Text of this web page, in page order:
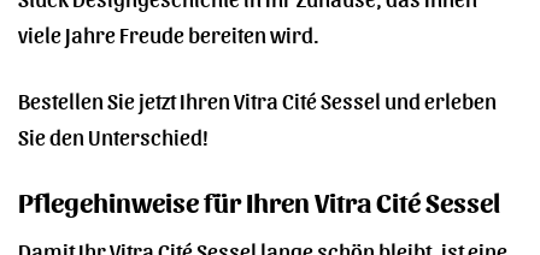
viele Jahre Freude bereiten wird.
Bestellen Sie jetzt Ihren Vitra Cité Sessel und erleben
Sie den Unterschied!
Pflegehinweise für Ihren Vitra Cité Sessel